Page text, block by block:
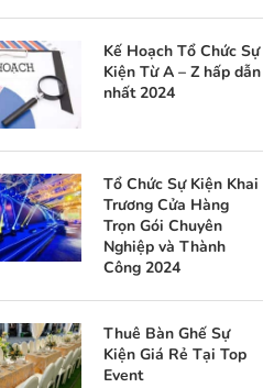
Kế Hoạch Tổ Chức Sự
Kiện Từ A – Z hấp dẫn
nhất 2024
Tổ Chức Sự Kiện Khai
Trương Cửa Hàng
Trọn Gói Chuyên
Nghiệp và Thành
Công 2024
Thuê Bàn Ghế Sự
Kiện Giá Rẻ Tại Top
Event